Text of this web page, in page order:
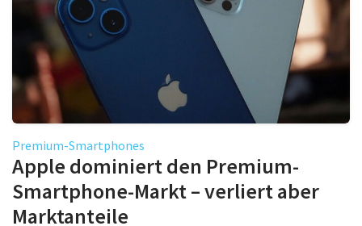
Premium-Smartphones
Apple dominiert den Premium-
Smartphone-Markt – verliert aber
Marktanteile